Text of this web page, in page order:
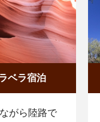
ベラ宿泊
がら陸路で